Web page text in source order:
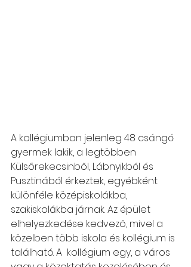
A kollégiumban jelenleg 48 csángó
gyermek lakik, a legtöbben
Külsőrekecsinből, Lábnyikból és
Pusztinából érkeztek, egyébként
különféle középiskolákba,
szakiskolákba járnak. Az épület
elhelyezkedése kedvező, mivel a
közelben több iskola és kollégium is
található. A  kollégium egy, a város